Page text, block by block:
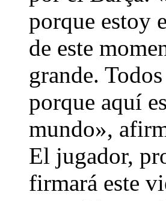
porque estoy
de este
grande.
porque aquí
mundo»,
El jugador,
firmará este